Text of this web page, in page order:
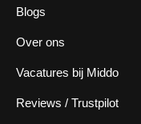
Blogs
Over ons
Vacatures bij Middo
Reviews / Trustpilot